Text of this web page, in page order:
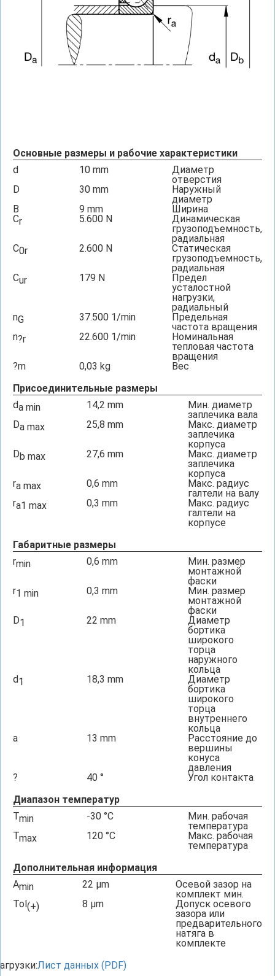
Основные размеры и рабочие характеристики
d
10 mm
Диаметр
отверстия
D
30 mm
Наружный
диаметр
B
9 mm
Ширина
Cr 5.600 N
Динамическая
грузоподъемность,
радиальная
C0r 2.600 N
Статическая
грузоподъемность,
радиальная
Cur 179 N
Предел
усталостной
нагрузки,
радиальный
nG 37.500 1/min
Предельная
частота вращения
n?r 22.600 1/min
Номинальная
тепловая частота
вращения
?m
0,03 kg
Вес
Присоединительные размеры
da min 14,2 mm
Мин. диаметр
заплечика вала
Da max 25,8 mm
Макс. диаметр
заплечика
корпуса
Db max 27,6 mm
Макс. диаметр
заплечика
корпуса
ra max 0,6 mm
Макс. радиус
галтели на валу
ra1 max 0,3 mm
Макс. радиус
галтели на
корпусе
Габаритные размеры
rmin 0,6 mm
Мин. размер
монтажной
фаски
r1 min 0,3 mm
Мин. размер
монтажной
фаски
D1 22 mm
Диаметр
бортика
широкого
торца
наружного
кольца
d1 18,3 mm
Диаметр
бортика
широкого
торца
внутреннего
кольца
a
13 mm
Расстояние до
вершины
конуса
давления
?
40 °
Угол контакта
Диапазон температур
Tmin -30 °C
Мин. рабочая
температура
Tmax 120 °C
Макс. рабочая
температура
Дополнительная информация
Amin 22 µm
Осевой зазор на
комплект мин.
Tol (+) 8 µm
Допуск осевого
зазора или
предварительного
натяга в
комплекте
Лист данных (PDF)